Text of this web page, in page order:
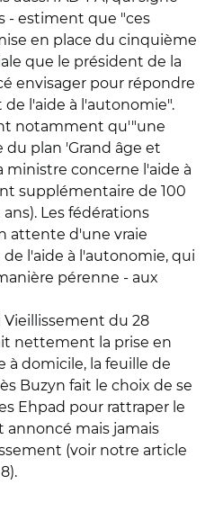
- estiment que "ces
en place du cinquième
que le président de la
envisager pour répondre
l'aide à l'autonomie".
notamment qu'"une
plan 'Grand âge et
ministre concerne l'aide à
supplémentaire de 100
Les fédérations
attente d'une vraie
l'aide à l'autonomie, qui
pérenne - aux
Vieillissement du 28
nettement la prise en
à domicile, la feuille de
Buzyn fait le choix de se
Ehpad pour rattraper le
mais jamais
(voir notre article